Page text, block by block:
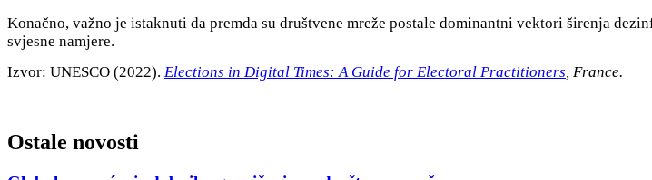
Konačno, važno je istaknuti da premda su društvene mreže postale dominantni vektori širenja
svjesne namjere.
Izvor: UNESCO (2022). Elections in Digital Times: A Guide for Electoral Practitioners , France.
Ostale novosti